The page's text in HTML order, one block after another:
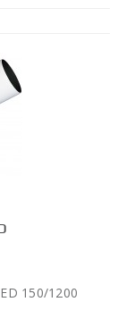
150/1200